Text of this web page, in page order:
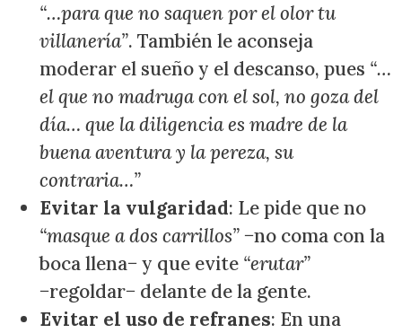
“…para que no saquen por el olor tu
villanería”. También le aconseja
moderar el sueño y el descanso, pues “…
el que no madruga con el sol, no goza del
día… que la diligencia es madre de la
buena aventura y la pereza, su
contraria…”
Evitar la vulgaridad: Le pide que no
“masque a dos carrillos”−no coma con la
boca llena− y que evite “erutar”
−regoldar− delante de la gente.
Evitar el uso de refranes: En una